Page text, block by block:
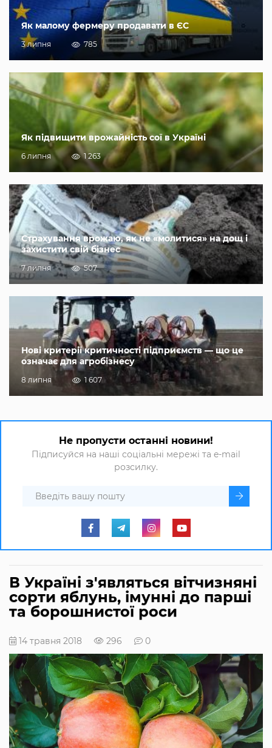
Як малому фермеру продавати в ЄС
3 липня 785
Як підвищити врожайність сої в Україні
6 липня 1 263
Страхування врожаю, як не «молитися» на дощ і
захистити свій бізнес
7 липня 507
Нові критерії критичності підприємств — що це
означає для агробізнесу
8 липня 1 607
Не пропусти останні новини!
Підписуйся на наші соціальні мережі та e-mail
розсилку.
В Україні з'являться вітчизняні
сорти яблунь, імунні до парші
та борошнистої роси
14 травня 2018 296 0